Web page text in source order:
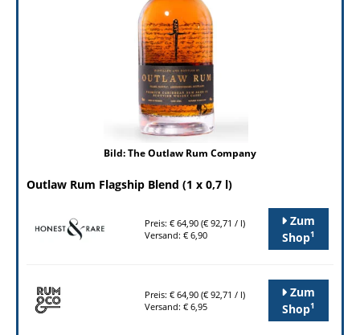
Bild: The Outlaw Rum Company
Outlaw Rum Flagship Blend (1 x 0,7 l)
Preis: € 64,90 (€ 92,71 / l)
Versand: € 6,90
Zum
Shop1
Preis: € 64,90 (€ 92,71 / l)
Versand: € 6,95
Zum
Shop1